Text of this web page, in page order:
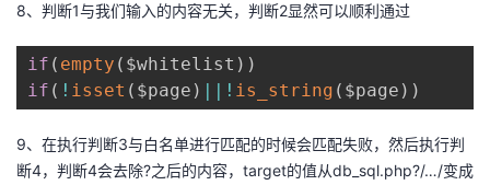
8、判断1与我们输入的内容无关，判断2显然可以顺利通过
if ( empty ( $whitelist ) )
if ( ! isset ( $page ) || ! is_string ( $page ) )
9、在执行判断3与白名单进行匹配的时候会匹配失败，然后执行判
断4，判断4会去除?之后的内容，target的值从db_sql.php?/…/变成